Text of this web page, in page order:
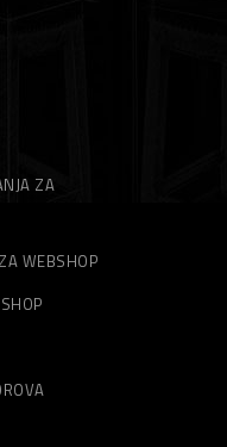
ZA
WEBSHOP